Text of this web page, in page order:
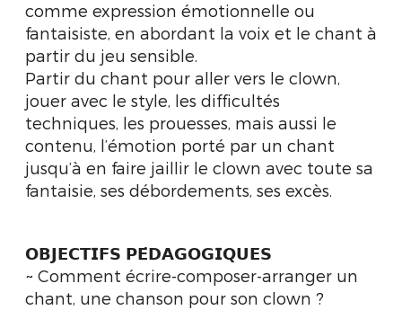
comme expression émotionnelle ou
fantaisiste, en abordant la voix et le chant à
partir du jeu sensible.
Partir du chant pour aller vers le clown,
jouer avec le style, les difficultés
techniques, les prouesses, mais aussi le
contenu, l’émotion porté par un chant
jusqu’à en faire jaillir le clown avec toute sa
fantaisie, ses débordements, ses excès.
𝗢𝗕𝗝𝗘𝗖𝗧𝗜𝗙𝗦 𝗣𝗘́𝗗𝗔𝗚𝗢𝗚𝗜𝗤𝗨𝗘𝗦
~ Comment écrire-composer-arranger un
chant, une chanson pour son clown ?